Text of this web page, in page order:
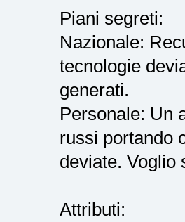
Piani segreti:
Nazionale:
tecnologie
generati.
Personale: Un
russi portando
deviate. Voglio
Attributi: